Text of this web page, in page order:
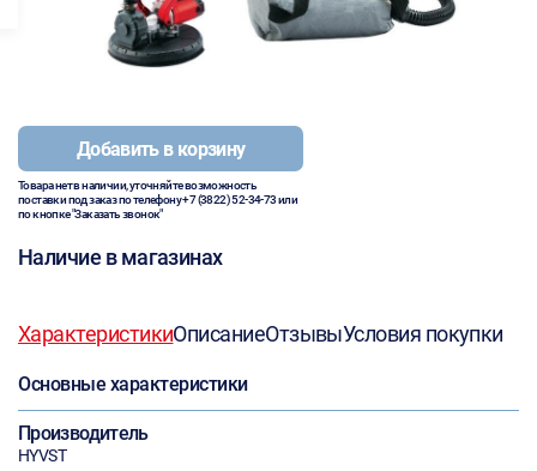
Добавить в корзину
Товара нет в наличии, уточняйте возможность
поставки под заказ по телефону+7 (3822) 52-34-73или
по кнопке "Заказать звонок"
Наличие в магазинах
ХарактеристикиОписаниеОтзывыУсловия покупки
Основные характеристики
Производитель
HYVST